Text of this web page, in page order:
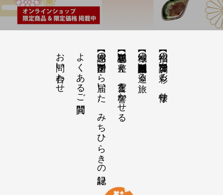
【招福の調律】日々を彩る、懐守り
【神域の系譜】神社仏閣・自然を巡る旅
【祝詞集】心を整え、言霊を響かせる
【感謝の声】全国から届いた、みちひらきの記録
よくあるご質問
お問い合わせ